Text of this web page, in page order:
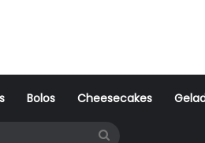
Bolos Cheesecakes